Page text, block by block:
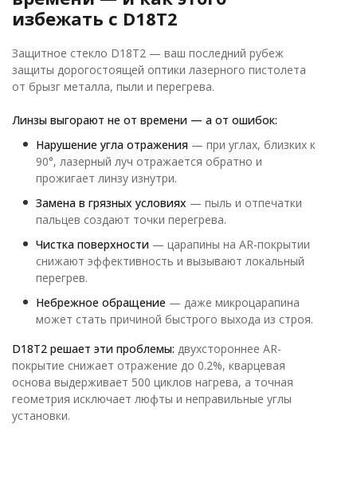
избежать с D18T2
Защитное стекло D18T2 — ваш последний рубеж
защиты дорогостоящей оптики лазерного пистолета
от брызг металла, пыли и перегрева.
Линзы выгорают не от времени — а от ошибок:
Нарушение угла отражения — при углах, близких к
90°, лазерный луч отражается обратно и
прожигает линзу изнутри.
Замена в грязных условиях — пыль и отпечатки
пальцев создают точки перегрева.
Чистка поверхности — царапины на AR-покрытии
снижают эффективность и вызывают локальный
перегрев.
Небрежное обращение — даже микроцарапина
может стать причиной быстрого выхода из строя.
D18T2 решает эти проблемы: двухстороннее AR-
покрытие снижает отражение до 0.2%, кварцевая
основа выдерживает 500 циклов нагрева, а точная
геометрия исключает люфты и неправильные углы
установки.